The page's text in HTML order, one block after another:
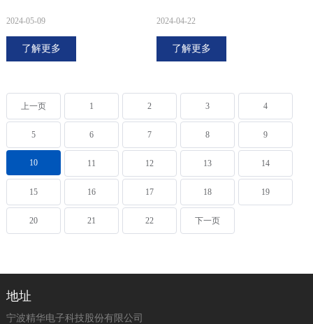
2024-05-09
了解更多
2024-04-22
了解更多
上一页 1 2 3 4
5 6 7 8 9
10 11 12 13 14
15 16 17 18 19
20 21 22 下一页
地址
宁波精华电子科技股份有限公司